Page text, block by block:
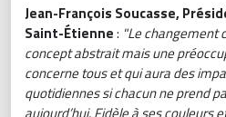
Jean-François Soucasse,
Saint-Étienne: "Le changement
concept abstrait mais une
concerne tous et qui aura des
quotidiennes si chacun ne prend